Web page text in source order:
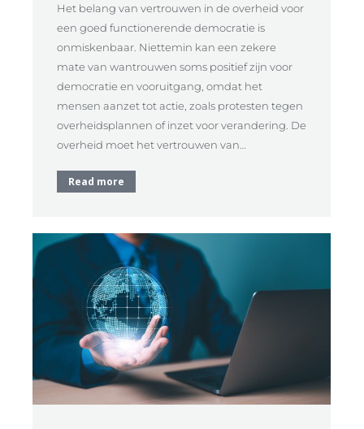
Het belang van vertrouwen in de overheid voor
een goed functionerende democratie is
onmiskenbaar. Niettemin kan een zekere
mate van wantrouwen soms positief zijn voor
democratie en vooruitgang, omdat het
mensen aanzet tot actie, zoals protesten tegen
overheidsplannen of inzet voor verandering. De
overheid moet het vertrouwen van…
Read more